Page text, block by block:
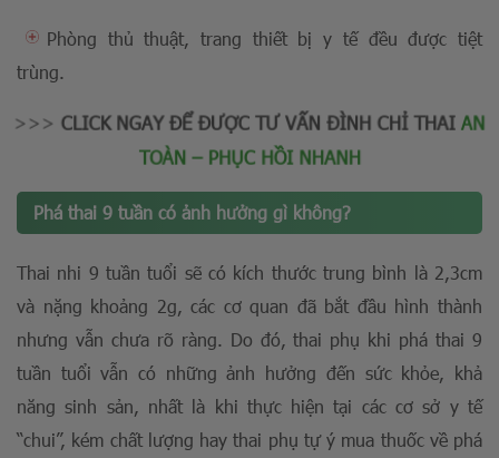
Phòng thủ thuật, trang thiết bị y tế đều được tiệt
trùng.
>>> CLICK NGAY ĐỂ ĐƯỢC TƯ VẤN ĐÌNH CHỈ THAIAN
TOÀN – PHỤC HỒI NHANH
Phá thai 9 tuần có ảnh hưởng gì không?
Thai nhi 9 tuần tuổi sẽ có kích thước trung bình là 2,3cm
và nặng khoảng 2g, các cơ quan đã bắt đầu hình thành
nhưng vẫn chưa rõ ràng. Do đó, thai phụ khi phá thai 9
tuần tuổi vẫn có những ảnh hưởng đến sức khỏe, khả
năng sinh sản, nhất là khi thực hiện tại các cơ sở y tế
“chui”, kém chất lượng hay thai phụ tự ý mua thuốc về phá